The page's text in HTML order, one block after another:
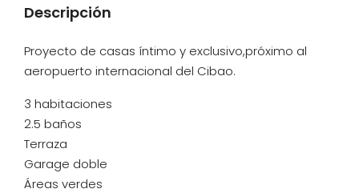
Descripción
Proyecto de casas íntimo y exclusivo,próximo al
aeropuerto internacional del Cibao.
3 habitaciones
2.5 baños
Terraza
Garage doble
Áreas verdes